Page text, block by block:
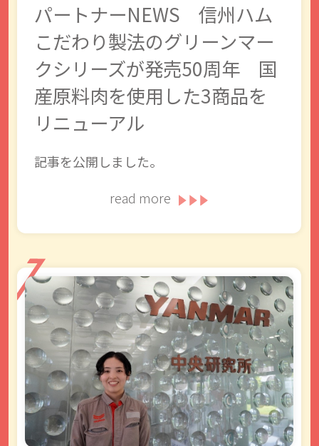
パートナーNEWS 信州ハム
こだわり製法のグリーンマー
クシリーズが発売50周年 国
産原料肉を使用した3商品を
リニューアル
記事を公開しました。
read more